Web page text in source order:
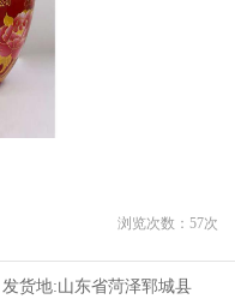
浏览次数： 57次
发货地:山东省菏泽郓城县